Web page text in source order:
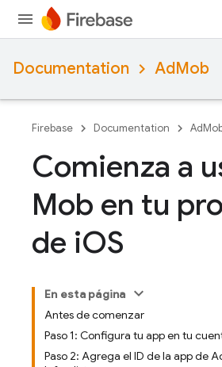
Documentation AdMob
Firebase Documentation
Comienza a
Mob en tu
de iOS
En esta página
Antes de comenzar
Paso 1: Configura tu app en tu
Paso 2: Agrega el ID de la app de